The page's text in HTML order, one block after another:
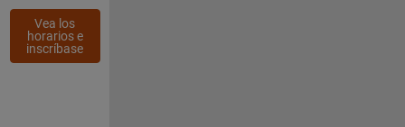
Vea los
horarios e
inscríbase